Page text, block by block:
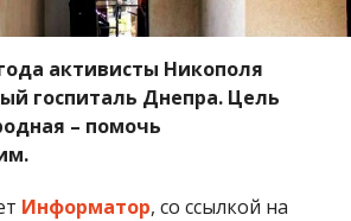
активисты Никополя
госпиталь Днепра. Цель
– помочь
Информатор, со ссылкой на